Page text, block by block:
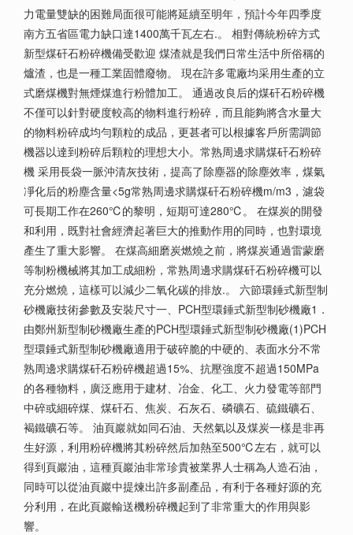
力電量雙缺的困難局面很可能將延續至明年，預計今年四季度
南方五省區電力缺口達1400萬千瓦左右.。 相對傳統粉碎方式
新型煤矸石粉碎機備受歡迎 煤渣就是我們日常生活中所俗稱的
爐渣，也是一種工業固體廢物。 現在許多電廠均采用生產的立
式磨煤機對無煙煤進行粉體加工。 通過改良后的煤矸石粉碎機
不僅可以針對硬度較高的物料進行粉碎，而且能夠將含水量大
的物料粉碎成均勻顆粒的成品，更甚者可以根據客戶所需調節
機器以達到粉碎后顆粒的理想大小。常熟周邊求購煤矸石粉碎
機 采用長袋一脈沖清灰技術，提高了除塵器的除塵效率，煤氣
凈化后的粉塵含量<5g常熟周邊求購煤矸石粉碎機m/m3，濾袋
可長期工作在260℃的黎明，短期可達280℃。 在煤炭的開發
和利用，既對社會經濟起著巨大的推動作用的同時，也對環境
產生了重大影響。 在煤高細磨炭燃燒之前，將煤炭通過雷蒙磨
等制粉機械將其加工成細粉，常熟周邊求購煤矸石粉碎機可以
充分燃燒，這樣可以減少二氧化碳的排放.。 六節環錘式新型制
砂機廠技術參數及安裝尺寸一、PCH型環錘式新型制砂機廠1．
由鄭州新型制砂機廠生產的PCH型環錘式新型制砂機廠(1)PCH
型環錘式新型制砂機廠適用于破碎脆的中硬的、表面水分不常
熟周邊求購煤矸石粉碎機超過15%、抗壓強度不超過150MPa
的各種物料，廣泛應用于建材、冶金、化工、火力發電等部門
中碎或細碎煤、煤矸石、焦炭、石灰石、磷礦石、硫鐵礦石、
褐鐵礦石等。 油頁巖就如同石油、天然氣以及煤炭一樣是非再
生好源，利用粉碎機將其粉碎然后加熱至500℃左右，就可以
得到頁巖油，這種頁巖油非常珍貴被業界人士稱為人造石油，
同時可以從油頁巖中提煉出許多副產品，有利于各種好源的充
分利用，在此頁巖輸送機粉碎機起到了非常重大的作用與影
響。